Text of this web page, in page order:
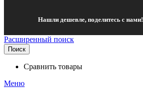
Нашли дешевле, поделитесь с нами!
Расширенный поиск
Поиск
Сравнить товары
Меню